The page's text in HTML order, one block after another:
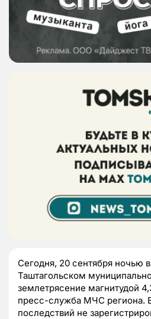
Сегодня, 20 сентября ночью
Таштагольском
землетрясение магнитудой
пресс-служба МЧС региона.
последствий не